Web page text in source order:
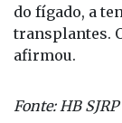
do fígado, a
transplantes.
afirmou.
Fonte: HB SJRP